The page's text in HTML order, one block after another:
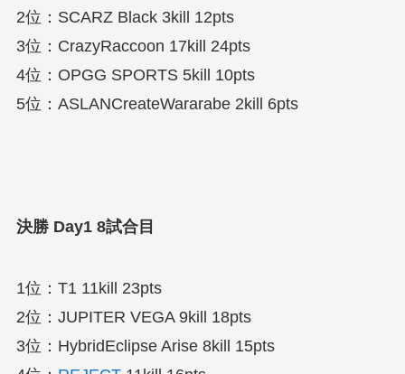
2位：SCARZ Black 3kill 12pts
3位：CrazyRaccoon 17kill 24pts
4位：OPGG SPORTS 5kill 10pts
5位：ASLANCreateWararabe 2kill 6pts
決勝 Day1 8試合目
1位：T1 11kill 23pts
2位：JUPITER VEGA 9kill 18pts
3位：HybridEclipse Arise 8kill 15pts